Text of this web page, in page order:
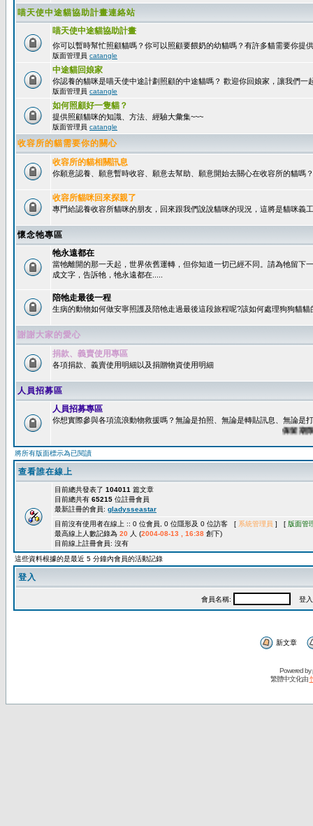
喵天使中途貓協助計畫連絡站
喵天使中途貓協助計畫
你可以暫時幫忙照顧貓嗎？你可以照顧要餵奶的幼貓嗎？有許多貓需要你提
版面管理員 catangle
中途貓回娘家
你認養的貓咪是喵天使中途計劃照顧的中途貓嗎？ 歡迎你回娘家，讓我們一
版面管理員 catangle
如何照顧好一隻貓？
提供照顧貓咪的知識、方法、經驗大彙集~~~
版面管理員 catangle
收容所的貓需要你的關心
收容所的貓相關訊息
你願意認養、願意暫時收容、願意去幫助、願意開始去關心在收容所的貓嗎？
收容所貓咪回來探親了
專門給認養收容所貓咪的朋友，回來跟我們說說貓咪的現況，這將是貓咪義
懷念牠專區
牠永遠都在
當牠離開的那一天起，世界依舊運轉，但你知道一切已經不同。請為牠留下
成文字，告訴牠，牠永遠都在.....
陪牠走最後一程
生病的動物如何做安寧照護及陪牠走過最後這段旅程呢?該如何處理狗狗貓貓
謝謝大家的愛心
捐款、義賣使用專區
各項捐款、義賣使用明細以及捐贈物資使用明細
人員招募區
人員招募專區
你想實際參與各項流浪動物救援嗎？無論是拍照、無論是轉貼訊息、無論是
保留期限：
將所有版面標示為已閱讀
查看誰在線上
目前總共發表了 104011 篇文章
目前總共有 65215 位註冊會員
最新註冊的會員: gladysseastar
目前沒有使用者在線上 :: 0 位會員, 0 位隱形及 0 位訪客 [ 系統管理員 ] [ 版面管
最高線上人數記錄為 20 人 (2004-08-13 , 16:38 創下)
目前線上註冊會員: 沒有
這些資料根據的是最近 5 分鐘內會員的活動記錄
登入
會員名稱: 登入
新文章
Powered by
繁體中文化由